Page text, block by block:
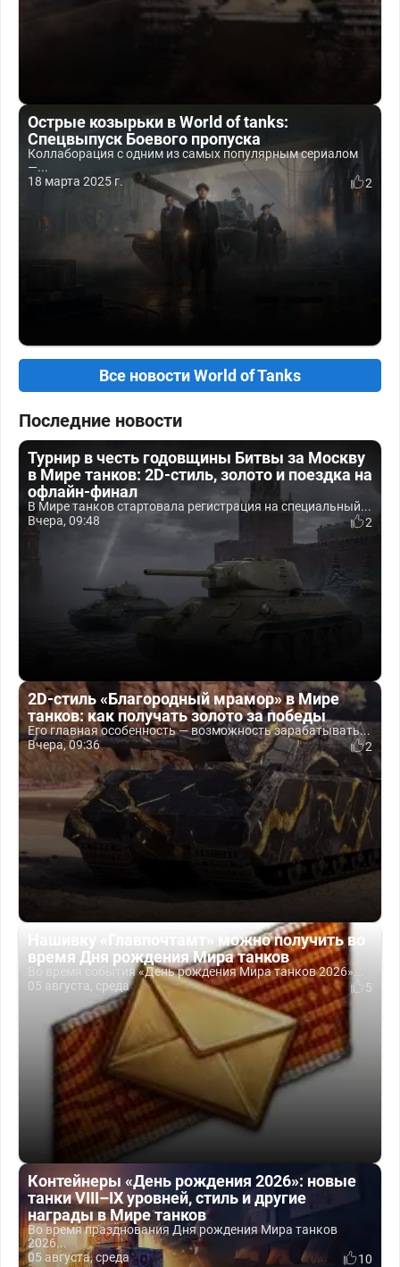
Острые козырьки в World of tanks:
Спецвыпуск Боевого пропуска
Коллаборация с одним из самых популярным сериалом
—...
18 марта 2025 г.
2
Все новости World of Tanks
Последние новости
Турнир в честь годовщины Битвы за Москву
в Мире танков: 2D-стиль, золото и поездка на
офлайн-финал
В Мире танков стартовала регистрация на специальный...
Вчера, 09:48
2
2D-стиль «Благородный мрамор» в Мире
танков: как получать золото за победы
Его главная особенность — возможность зарабатывать...
Вчера, 09:36
2
Нашивку «Главпочтамт» можно получить во
время Дня рождения Мира танков
Во время события «День рождения Мира танков 2026»...
05 августа, среда
5
Контейнеры «День рождения 2026»: новые
танки VIII–IX уровней, стиль и другие
награды в Мире танков
Во время празднования Дня рождения Мира танков
2026...
05 августа, среда
10